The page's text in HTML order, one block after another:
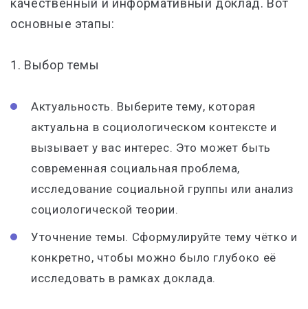
качественный и информативный доклад. Вот
основные этапы:
1. Выбор темы
Актуальность. Выберите тему, которая
актуальна в социологическом контексте и
вызывает у вас интерес. Это может быть
современная социальная проблема,
исследование социальной группы или анализ
социологической теории.
Уточнение темы. Сформулируйте тему чётко и
конкретно, чтобы можно было глубоко её
исследовать в рамках доклада.